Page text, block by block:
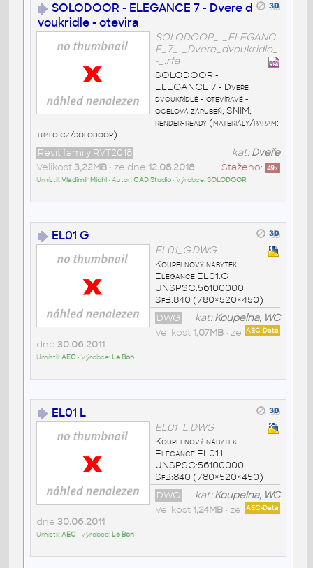
SOLODOOR - ELEGANCE 7 - Dvere d
voukridle - otevira
SOLODOOR_-_ELEGANC
E_7_-_Dvere_dvoukridle_
-_.rfa
SOLODOOR -
ELEGANCE 7 - Dveře
dvoukřídlé - otevíravé -
ocelová zárubeň, SNIM,
render-ready (materiály/param:
bimfo.cz/solodoor)
kat:Dveře
Revit family RVT2018
Staženo: 49x
Velikost3,22MB• ze dne 12.08.2018
Umístil:Vladimír Michl • Autor:CAD Studio• Výrobce:SOLODOOR
EL01 G
EL01_G.DWG
Koupelnový nábytek
Elegance EL01.G
UNSPSC:56100000
SfB:840 (780×520×450)
kat:Koupelna, WC
DWG
AEC-Data
Velikost 1,07MB• ze
dne 30.06.2011
Umístil:AEC• Výrobce: Le Bon
EL01 L
EL01_L.DWG
Koupelnový nábytek
Elegance EL01.L
UNSPSC:56100000
SfB:840 (780×520×450)
kat:Koupelna, WC
DWG
AEC-Data
Velikost 1,24MB• ze
dne 30.06.2011
Umístil:AEC• Výrobce: Le Bon